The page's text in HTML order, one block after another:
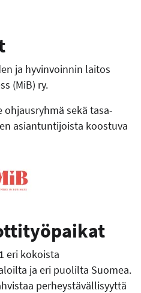
ja hyvinvoinnin laitos
(MiB) ry.
sekä tasa-
asiantuntijoista koostuva
eri kokoista
ja eri puolilta Suomea.
perheystävällisyyttä